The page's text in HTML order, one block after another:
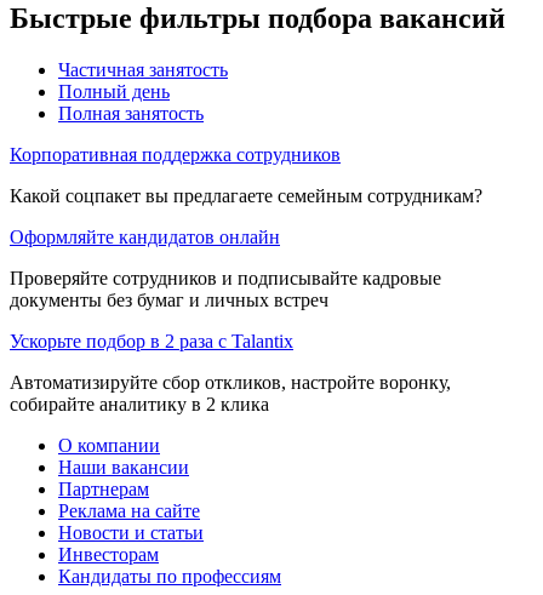
Быстрые фильтры подбора вакансий
Частичная занятость
Полный день
Полная занятость
Корпоративная поддержка сотрудников
Какой соцпакет вы предлагаете семейным сотрудникам?
Оформляйте кандидатов онлайн
Проверяйте сотрудников и подписывайте кадровые
документы без бумаг и личных встреч
Ускорьте подбор в 2 раза с Talantix
Автоматизируйте сбор откликов, настройте воронку,
собирайте аналитику в 2 клика
О компании
Наши вакансии
Партнерам
Реклама на сайте
Новости и статьи
Инвесторам
Кандидаты по профессиям